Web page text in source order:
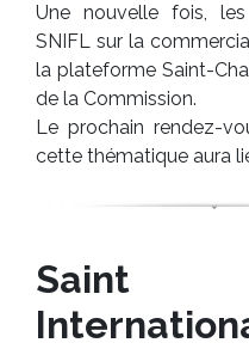
Une nouvelle fois,
SNIFL sur la
la plateforme Saint-
de la Commission.
Le prochain rendez-
cette thématique aura
Saint